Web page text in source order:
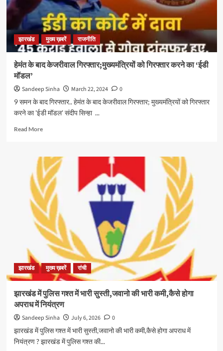
झारखंड मुख्य ख़बरें राजनीति
हेमंत के बाद केजरीवाल गिरफ्तार;मुख्यमंत्रियों को गिरफ्तार करने का ‘ईडी
मॉडल’
Sandeep Sinha March 22, 2024
0
9 समन के बाद गिरफ्तार.. हेमंत के बाद केजरीवाल गिरफ्तार; मुख्यमंत्रियों को गिरफ्तार
करने का 'ईडी मॉडल' संदीप सिन्हा ...
Read MoreRead
हेमंत
के
बाद
केजरीवाल
गिरफ्तार;मुख्यमंत्रियों
को
गिरफ्तार
करने
का
‘ईडी
मॉडल’
झारखंड मुख्य ख़बरें रांची
झारखंड में पुलिस गश्त में भारी सुस्ती,जवानो की भारी कमी,कैसे होगा
अपराध में नियंत्रण
Sandeep Sinha July 6, 2026
0
झारखंड में पुलिस गश्त में भारी सुस्ती,जवानो की भारी कमी,कैसे होगा अपराध में
नियंत्रण ? झारखंड में पुलिस गश्त की...